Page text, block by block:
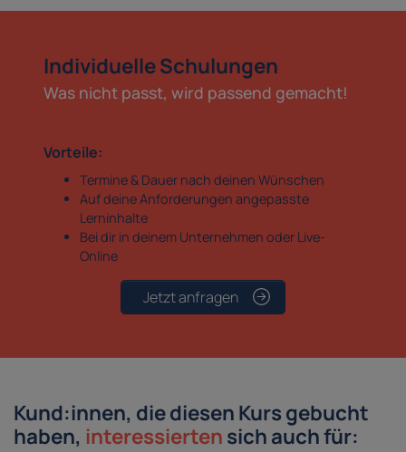
Individuelle Schulungen
Was nicht passt, wird passend gemacht!
Vorteile:
Termine & Dauer nach deinen Wünschen
Auf deine Anforderungen angepasste
Lerninhalte
Bei dir in deinem Unternehmen oder Live-
Online
Jetzt anfragen
Kund:innen, die diesen Kurs gebucht
haben, interessiertensich auch für: